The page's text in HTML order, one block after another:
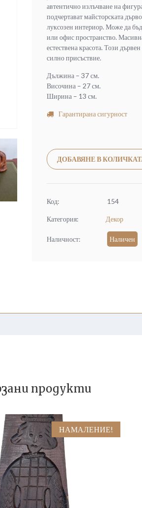
автентично излъчване на
подчертават майсторската
луксозен интериор. Може да
или офис пространство.
естествена красота. Този
силно присъствие.
Дължина – 37 см.
Височина – 27 см.
Ширина – 13 см.
Гарантирана сигурност
ДОБАВЯНЕ В
Код: 154
Категория: Декор
Наличност: Наличен
продукти
НАМАЛЕНИЕ!